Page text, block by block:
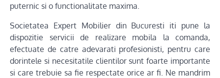
puternic si o functionalitate maxima.
Societatea Expert Mobilier din Bucuresti iti pune la
dispozitie servicii de realizare mobila la comanda,
efectuate de catre adevarati profesionisti, pentru care
dorintele si necesitatile clientilor sunt foarte importante
si care trebuie sa fie respectate orice ar fi. Ne mandrim